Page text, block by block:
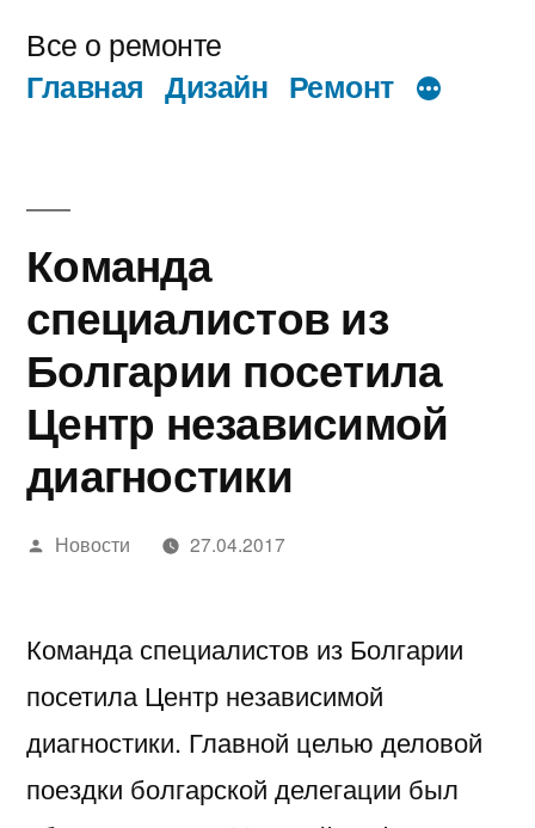
содержимому
Все о ремонте
Главная Дизайн Ремонт
Команда
специалистов из
Болгарии посетила
Центр независимой
диагностики
Написано
Новости 27.04.2017
Команда специалистов из Болгарии
посетила Центр независимой
диагностики. Главной целью деловой
поездки болгарской делегации был